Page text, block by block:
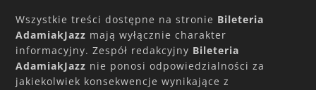
Wszystkie treści dostępne na stronie Bileteria
AdamiakJazz mają wyłącznie charakter
informacyjny. Zespół redakcyjny Bileteria
AdamiakJazz nie ponosi odpowiedzialności za
jakiekolwiek konsekwencje wynikające z